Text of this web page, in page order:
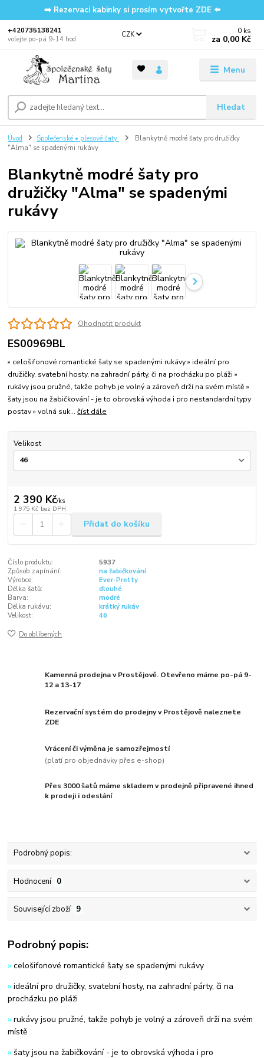
➡️ Rezervaci kabinky si prosím vytvořte ZDE ⬅️
Menu
CZK
Hledat
‭+420735138241
volejte po-pá 9-14 hod.
0 ks
za 0,00 Kč
Úvod Společenské • plesové šaty
Blankytně modré šaty pro družičky
"Alma" se spadenými rukávy
Blankytně modré šaty pro
družičky "Alma" se spadenými
rukávy
Ohodnotit produkt
ES00969BL
» celošifonové romantické šaty se spadenými rukávy » ideální pro
družičky, svatební hosty, na zahradní párty, či na procházku po pláži »
rukávy jsou pružné, takže pohyb je volný a zároveň drží na svém místě »
šaty jsou na žabičkování - je to obrovská výhoda i pro nestandardní typy
postav » volná suk...číst dále
Velikost
2 390 Kč/ks
1 975 Kč bez DPH
Přidat do košíku
Číslo produktu:
5937
Způsob zapínání:
na žabičkování
Výrobce:
Ever-Pretty
Délka šatů:
dlouhé
Barva:
modré
Délka rukávu:
krátký rukáv
Velikost:
46
Do oblíbených
Kamenná prodejna v Prostějově. Otevřeno máme po-pá 9-
12 a 13-17
Rezervační systém do prodejny v Prostějově naleznete
ZDE
Vrácení či výměna je samozřejmostí
(platí pro objednávky přes e-shop)
Přes 3000 šatů máme skladem v prodejně připravené ihned
k prodeji i odeslání
Podrobný popis:
Hodnocení 0
Související zboží 9
Podrobný popis:
» celošifonové romantické šaty se spadenými rukávy
»ideální pro družičky, svatební hosty, na zahradní párty, či na
procházku po pláži
» rukávy jsou pružné, takže pohyb je volný a zároveň drží na svém
místě
» šaty jsou na žabičkování - je to obrovská výhoda i pro